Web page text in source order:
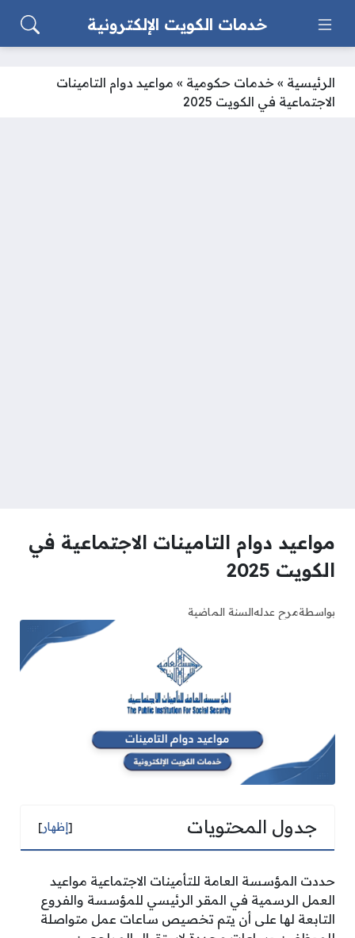
خدمات الكويت الإلكترونية
الرئيسية » خدمات حكومية » مواعيد دوام التامينات
الاجتماعية في الكويت 2025
مواعيد دوام التامينات الاجتماعية في
الكويت 2025
بواسطةمرح عدلهالسنة الماضية
جدول المحتويات [إظهار]
حددت المؤسسة العامة للتأمينات الاجتماعية مواعيد
العمل الرسمية في المقر الرئيسي للمؤسسة والفروع
التابعة لها على أن يتم تخصيص ساعات عمل متواصلة